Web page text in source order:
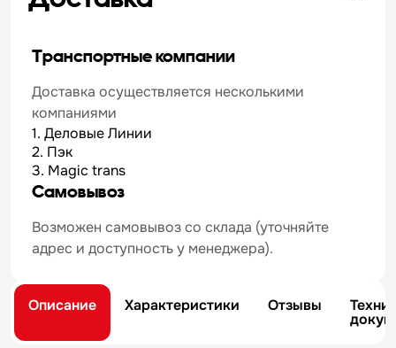
Транспортные компании
Доставка осуществляется несколькими
компаниями
1. Деловые Линии
2. Пэк
3. Magic trans
Самовывоз
Возможен самовывоз со склада (уточняйте
адрес и доступность у менеджера).
Описание Характеристики Отзывы